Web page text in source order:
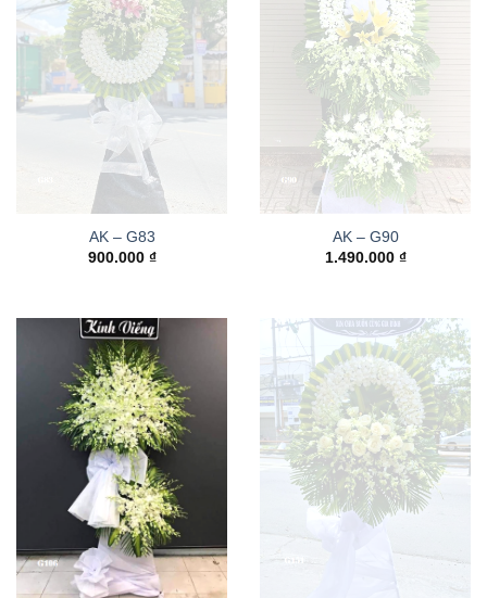
AK – G83
900.000 ₫
AK – G90
1.490.000 ₫